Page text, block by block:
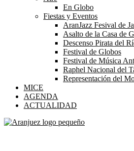
En Globo
Fiestas y Eventos
AranJazz Fesival de
Asalto de la Casa de
Descenso Pirata del
Festival de Globos
Festival de Música
Raphel Nacional del
Representación del
MICE
AGENDA
ACTUALIDAD